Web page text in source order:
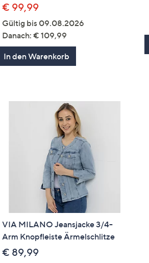
€ 99,99
Gültig bis 09.08.2026
Danach: € 109,99
In den Warenkorb
VIA MILANO Jeansjacke 3/4-
Arm Knopfleiste Ärmelschlitze
€ 89,99